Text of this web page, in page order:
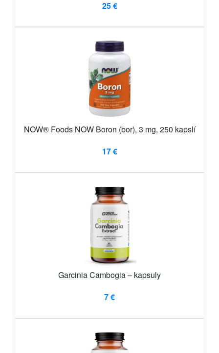
25 €
NOW® Foods NOW Boron (bor), 3 mg, 250 kapslí
17 €
Garcinia Cambogia – kapsuly
7 €